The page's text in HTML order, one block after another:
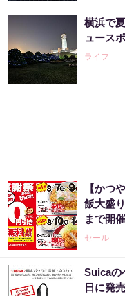
横浜で
ュース
ライフ
【かつ
飯大盛
まで開催
セール
Suicaの
日に発